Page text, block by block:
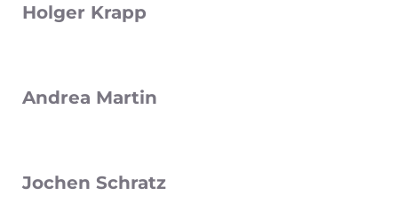
Holger Krapp
Andrea Martin
Jochen Schratz